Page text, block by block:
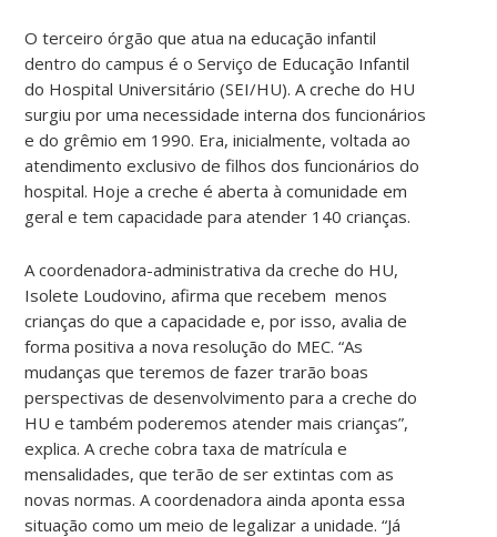
O terceiro órgão que atua na educação infantil
dentro do campus é o Serviço de Educação Infantil
do Hospital Universitário (SEI/HU). A creche do HU
surgiu por uma necessidade interna dos funcionários
e do grêmio em 1990. Era, inicialmente, voltada ao
atendimento exclusivo de filhos dos funcionários do
hospital. Hoje a creche é aberta à comunidade em
geral e tem capacidade para atender 140 crianças.
A coordenadora-administrativa da creche do HU,
Isolete Loudovino, afirma que recebem menos
crianças do que a capacidade e, por isso, avalia de
forma positiva a nova resolução do MEC. “As
mudanças que teremos de fazer trarão boas
perspectivas de desenvolvimento para a creche do
HU e também poderemos atender mais crianças”,
explica. A creche cobra taxa de matrícula e
mensalidades, que terão de ser extintas com as
novas normas. A coordenadora ainda aponta essa
situação como um meio de legalizar a unidade. “Já